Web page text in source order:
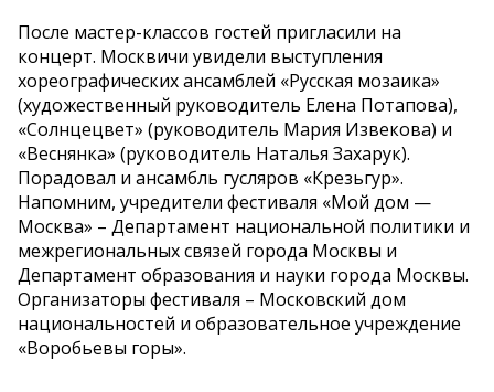
После мастер-классов гостей пригласили на
концерт. Москвичи увидели выступления
хореографических ансамблей «Русская мозаика»
(художественный руководитель Елена Потапова),
«Солнцецвет» (руководитель Мария Извекова) и
«Веснянка» (руководитель Наталья Захарук).
Порадовал и ансамбль гусляров «Крезьгур».
Напомним, учредители фестиваля «Мой дом —
Москва» – Департамент национальной политики и
межрегиональных связей города Москвы и
Департамент образования и науки города Москвы.
Организаторы фестиваля – Московский дом
национальностей и образовательное учреждение
«Воробьевы горы».